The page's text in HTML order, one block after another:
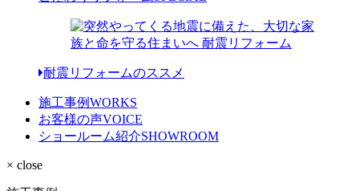
耐震リフォームのススメ
施工事例WORKS
お客様の声VOICE
ショールーム紹介SHOWROOM
× close